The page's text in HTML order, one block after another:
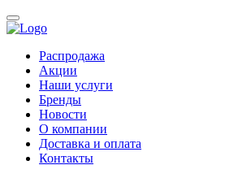
Распродажа
Акции
Наши услуги
Бренды
Новости
О компании
Доставка и оплата
Контакты